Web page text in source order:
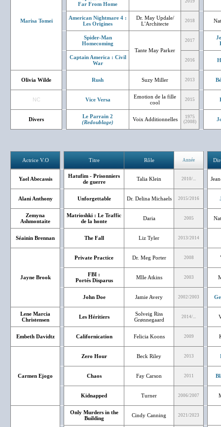
Marisa Tomei
Far From Home
2019
American Nightmare 4 :
Les Origines
Dr. May Updale/
L'Architecte
2018
Spider-Man
Homecoming
Tante May Parker
2017
Captain America : Civil
War
2016
Olivia Wilde Rush Suzy Miller 2013
NC Vice Versa
Emotion de la fille
cool
2015
Divers
Le Parrain 2
(Redoublage)
Voix Additionnelles
1975
(2008)
Actrice V.O Titre Rôle Année
Yael Abecassis
Hatufim - Prisonniers
de guerre
Talia Klein 2010/...
Alani Anthony Unforgettable Dr. Delina Michaels 2015/2016
Zemyna
Ashmontaite
Matrioshki : Le Traffic
de la honte
Daria 2005
Séainin Brennan The Fall Liz Tyler 2013/2014
Jayne Brook
Private Practice Dr. Meg Porter 2008
FBI :
Portés Disparus
Mlle Atkins 2003
John Doe Jamie Avery 2002/2003
Lene Marcia
Christensen
Les Héritiers
Solveig Riss
Grønnegaard
2014/...
Embeth Davidtz Californication Felicia Koons 2009
Carmen Ejogo
Zero Hour Beck Riley 2013
Chaos Fay Carson 2011
Kidnapped Turner 2006/2007
Only Murders in the
Building
Cindy Canning 2021/2023